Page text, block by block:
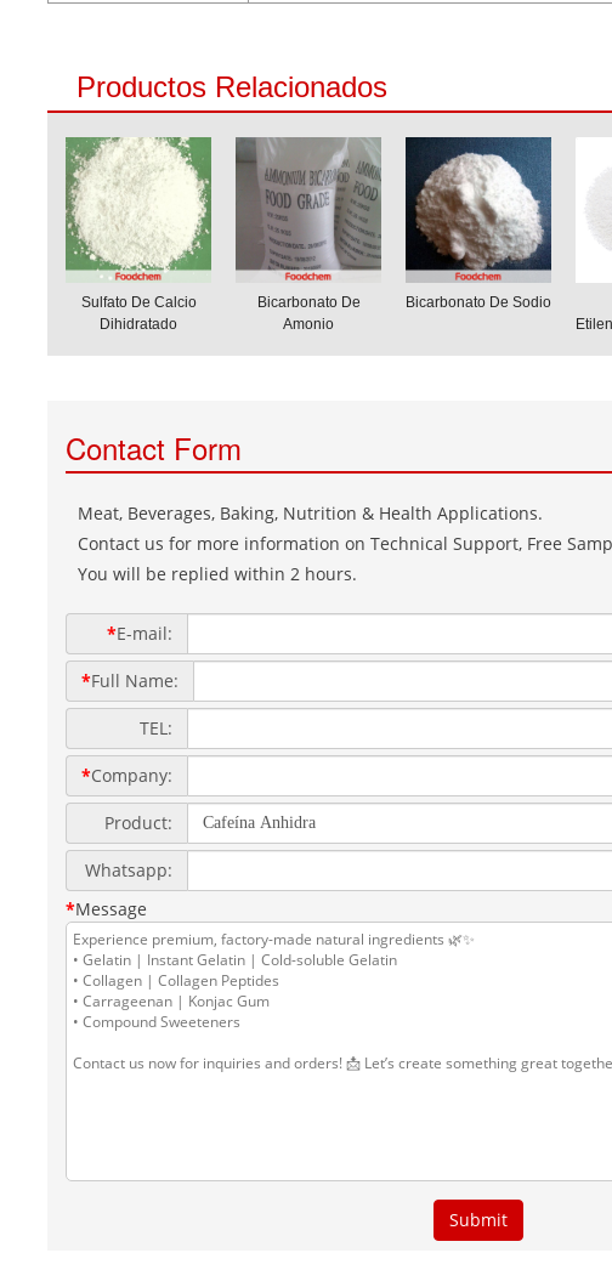
Productos Relacionados
Sulfato De Calcio
Dihidratado
Bicarbonato De
Amonio
Bicarbonato De Sodio